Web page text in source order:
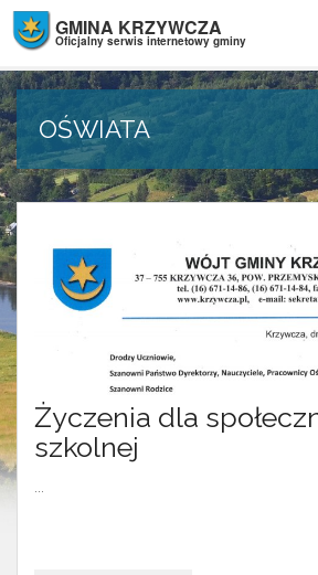
GMINA KRZYWCZA
Oficjalny serwis internetowy gminy
OŚWIATA
Życzenia dla
szkolnej
...